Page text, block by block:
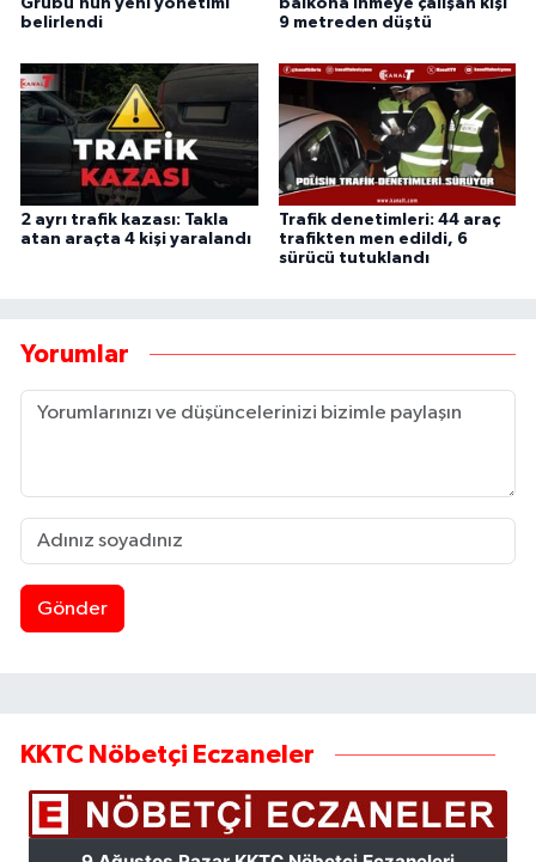
Grubu’nun yeni yönetimi
belirlendi
balkona inmeye çalışan kişi
9 metreden düştü
2 ayrı trafik kazası: Takla
atan araçta 4 kişi yaralandı
Trafik denetimleri: 44 araç
trafikten men edildi, 6
sürücü tutuklandı
Yorumlar
Gönder
KKTC Nöbetçi Eczaneler